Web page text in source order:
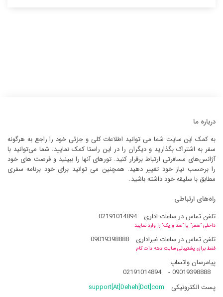
درباره ما
به کمک این سایت شما می توانید اطلاعات کلی و جزئی خود را راجع به هرگونه
سفر به اشتراک بگذارید و دیگران را در این راستا کمک نمایید. شما می‌توانید با
آژانس‌های مسافرتی ارتباط برقرار کنید. تورهای آنها را ببینید و فرصت های خود
را برحسب نیاز خود تغییر دهید. همچنین می توانید برای خود برنامه سفری
مطابق با سلیقه خود داشته باشید.
راه‌های ارتباطی
تلفن تماس در ساعات اداری
02191014894
داخلی "صفر" یا "صد و یک" را وارد نمایید
تلفن تماس در ساعات غیراداری 09019398888
فقط برای پشتیبانی سایت دهه دات کام
پیامرسان واتساپ
09019398888
-
02191014894
پست الکترونیکی
support[At]Deheh[Dot]com